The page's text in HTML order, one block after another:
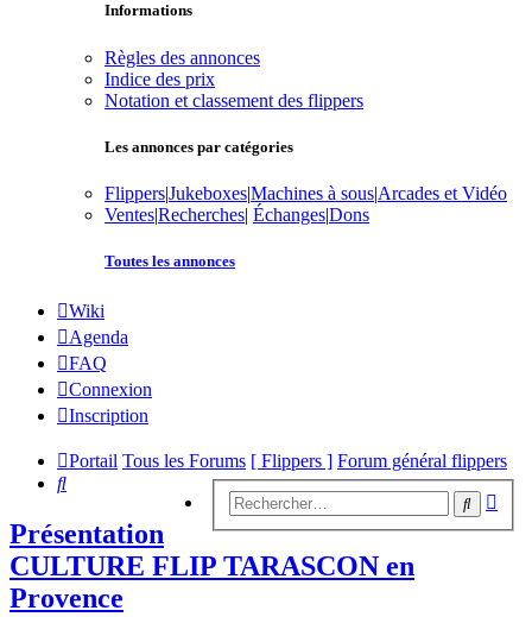
Informations
Règles des annonces
Indice des prix
Notation et classement des flippers
Les annonces par catégories
Flippers|Jukeboxes|Machines à sous|Arcades et Vidéo
Ventes|Recherches| Échanges|Dons
Toutes les annonces
Wiki
Agenda
FAQ
Connexion
Inscription
Portail Tous les Forums [ Flippers ] Forum général flippers
Rechercher
Présentation
CULTURE FLIP TARASCON en
Provence